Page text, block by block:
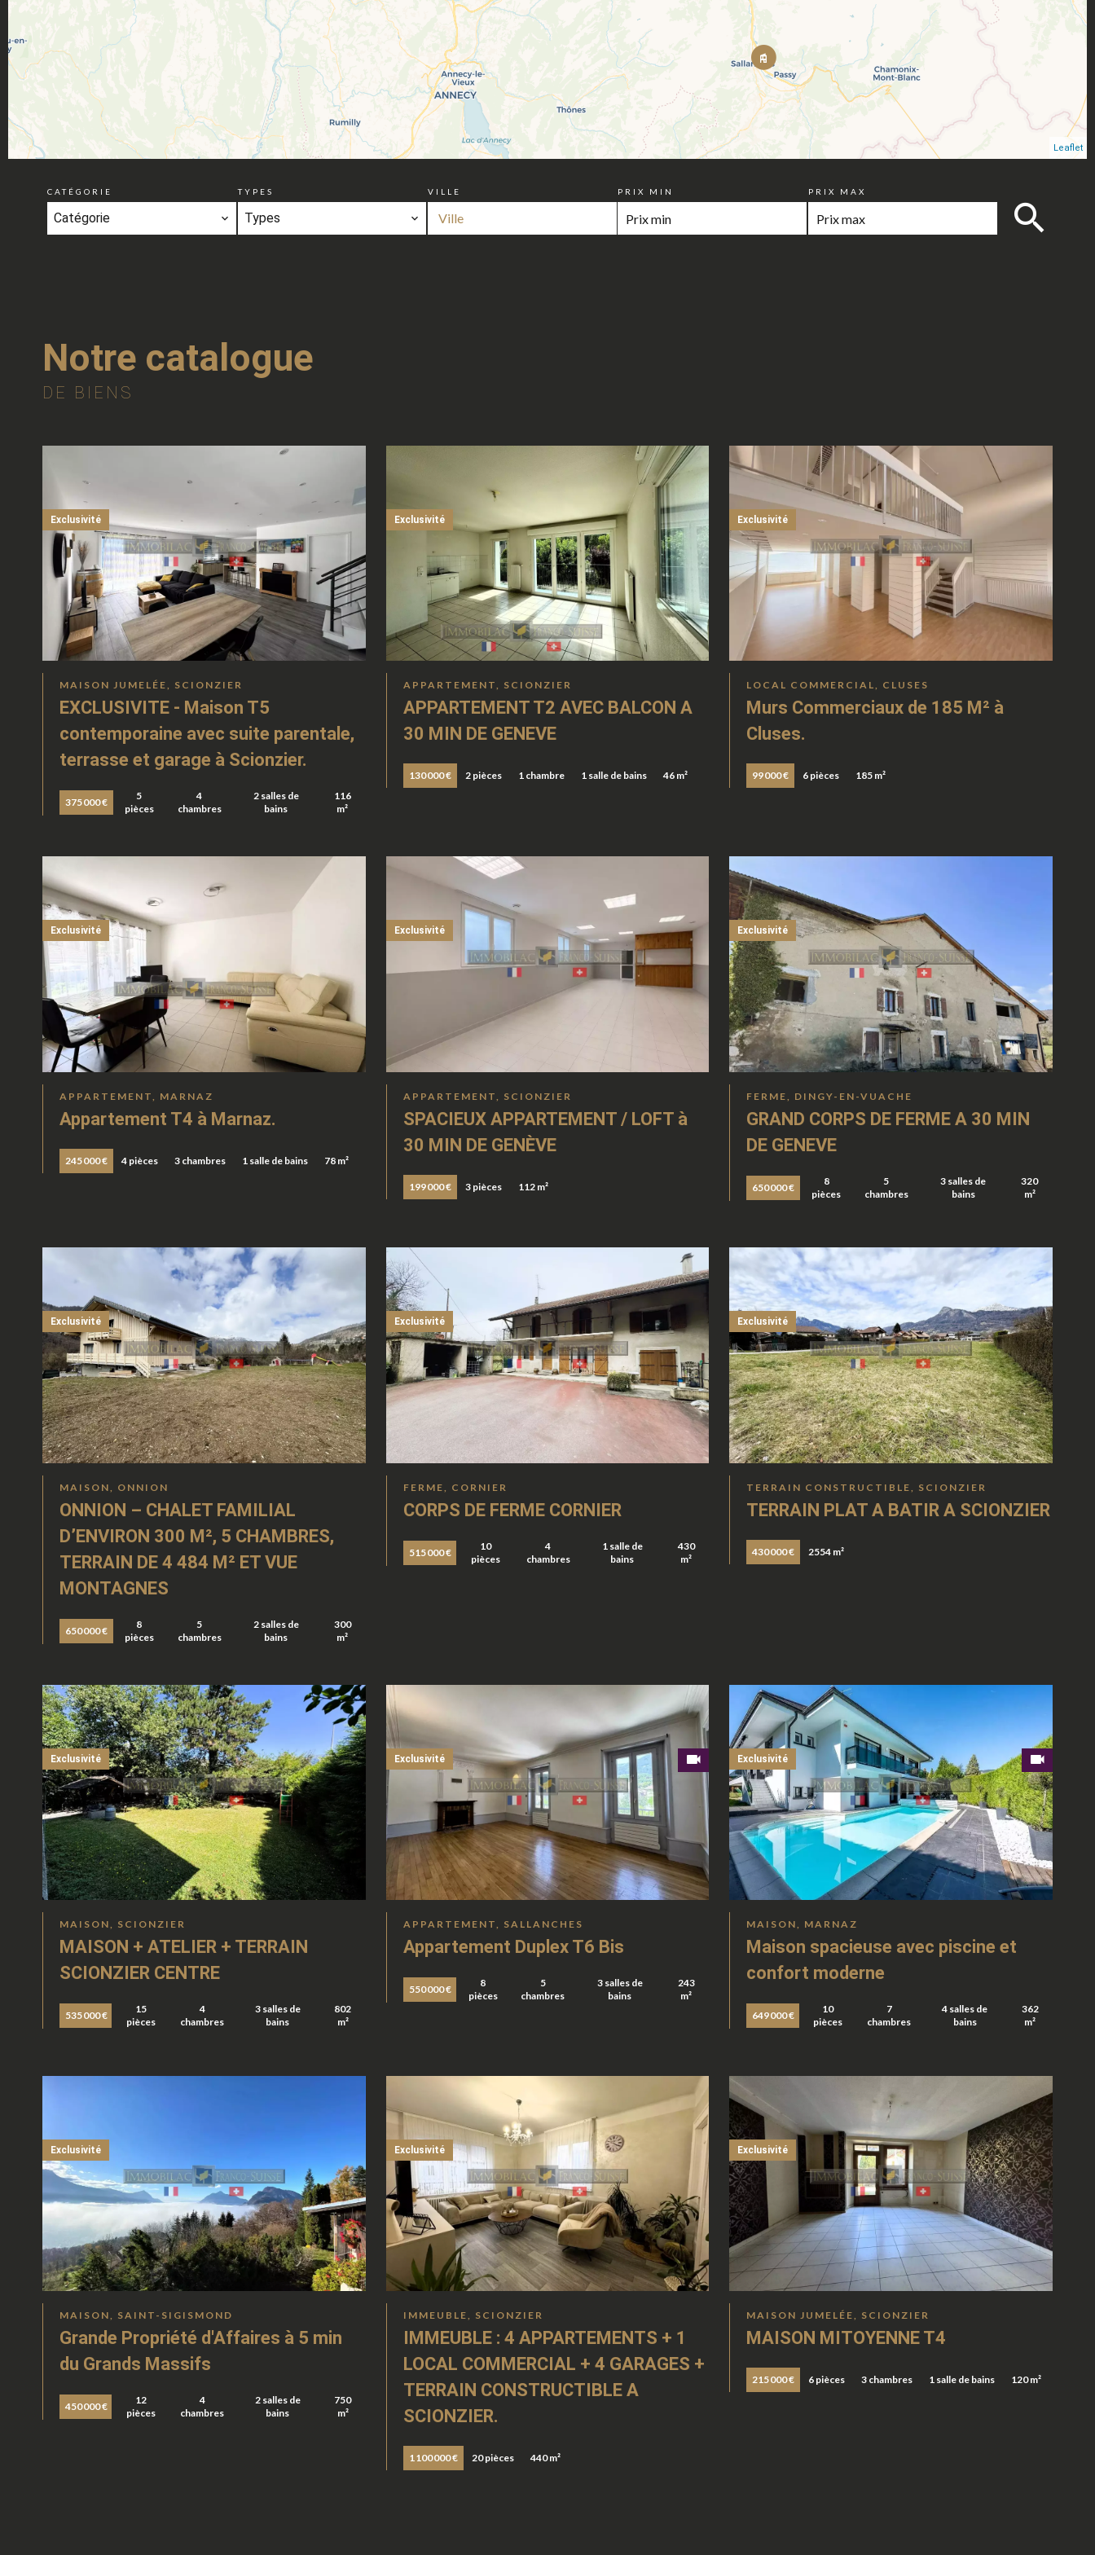
Leaflet
CATÉGORIE
Catégorie
TYPES
Types
VILLE
Ville
PRIX MIN PRIX MAX
Notre catalogue
DE BIENS
MAISON JUMELÉE, SCIONZIER
EXCLUSIVITE - Maison T5
contemporaine avec suite parentale,
terrasse et garage à Scionzier.
375 000 €
5
pièces
4
chambres
2 salles de
bains
116
m²
Exclusivité
APPARTEMENT, SCIONZIER
APPARTEMENT T2 AVEC BALCON A
30 MIN DE GENEVE
130 000 € 2 pièces 1 chambre 1 salle de bains 46 m²
Exclusivité
LOCAL COMMERCIAL, CLUSES
Murs Commerciaux de 185 M² à
Cluses.
99 000 € 6 pièces 185 m²
Exclusivité
APPARTEMENT, MARNAZ
Appartement T4 à Marnaz.
245 000 € 4 pièces 3 chambres 1 salle de bains 78 m²
Exclusivité
APPARTEMENT, SCIONZIER
SPACIEUX APPARTEMENT / LOFT à
30 MIN DE GENÈVE
199 000 € 3 pièces 112 m²
Exclusivité
FERME, DINGY-EN-VUACHE
GRAND CORPS DE FERME A 30 MIN
DE GENEVE
650 000 €
8
pièces
5
chambres
3 salles de
bains
320
m²
Exclusivité
MAISON, ONNION
ONNION – CHALET FAMILIAL
D’ENVIRON 300 M², 5 CHAMBRES,
TERRAIN DE 4 484 M² ET VUE
MONTAGNES
650 000 €
8
pièces
5
chambres
2 salles de
bains
300
m²
Exclusivité
FERME, CORNIER
CORPS DE FERME CORNIER
515 000 €
10
pièces
4
chambres
1 salle de
bains
430
m²
Exclusivité
TERRAIN CONSTRUCTIBLE, SCIONZIER
TERRAIN PLAT A BATIR A SCIONZIER
430 000 € 2554 m²
Exclusivité
MAISON, SCIONZIER
MAISON + ATELIER + TERRAIN
SCIONZIER CENTRE
535 000 €
15
pièces
4
chambres
3 salles de
bains
802
m²
Exclusivité
APPARTEMENT, SALLANCHES
Appartement Duplex T6 Bis
550 000 €
8
pièces
5
chambres
3 salles de
bains
243
m²
Exclusivité
MAISON, MARNAZ
Maison spacieuse avec piscine et
confort moderne
649 000 €
10
pièces
7
chambres
4 salles de
bains
362
m²
Exclusivité
MAISON, SAINT-SIGISMOND
Grande Propriété d'Affaires à 5 min
du Grands Massifs
450 000 €
12
pièces
4
chambres
2 salles de
bains
750
m²
Exclusivité
IMMEUBLE, SCIONZIER
IMMEUBLE : 4 APPARTEMENTS + 1
LOCAL COMMERCIAL + 4 GARAGES +
TERRAIN CONSTRUCTIBLE A
SCIONZIER.
1 100 000 € 20 pièces 440 m²
Exclusivité
MAISON JUMELÉE, SCIONZIER
MAISON MITOYENNE T4
215 000 € 6 pièces 3 chambres 1 salle de bains 120 m²
Exclusivité